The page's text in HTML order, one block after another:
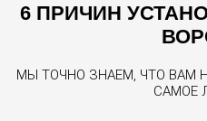
6 ПРИЧИН
МЫ ТОЧНО ЗНАЕМ, ЧТО ВАМ
САМОЕ